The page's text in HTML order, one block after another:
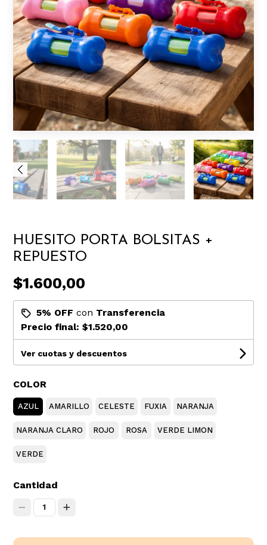
HUESITO PORTA BOLSITAS +
REPUESTO
$1.600,00
5% OFF con Transferencia
Precio final:$1.520,00
Ver cuotas y descuentos
COLOR
AZUL AMARILLO CELESTE FUXIA NARANJA
NARANJA CLARO ROJO ROSA VERDE LIMON
VERDE
Cantidad
1